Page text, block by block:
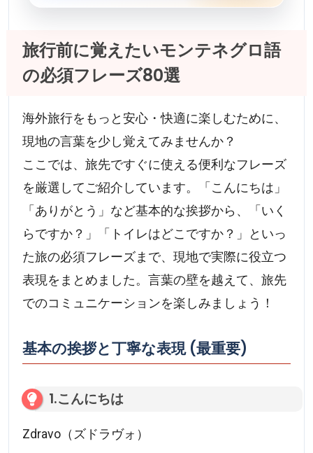
旅行前に覚えたいモンテネグロ語
の必須フレーズ80選
海外旅行をもっと安心・快適に楽しむために、
現地の言葉を少し覚えてみませんか？
ここでは、旅先ですぐに使える便利なフレーズ
を厳選してご紹介しています。「こんにちは」
「ありがとう」など基本的な挨拶から、「いく
らですか？」「トイレはどこですか？」といっ
た旅の必須フレーズまで、現地で実際に役立つ
表現をまとめました。言葉の壁を越えて、旅先
でのコミュニケーションを楽しみましょう！
基本の挨拶と丁寧な表現 (最重要)
1.こんにちは
Zdravo（ズドラヴォ）